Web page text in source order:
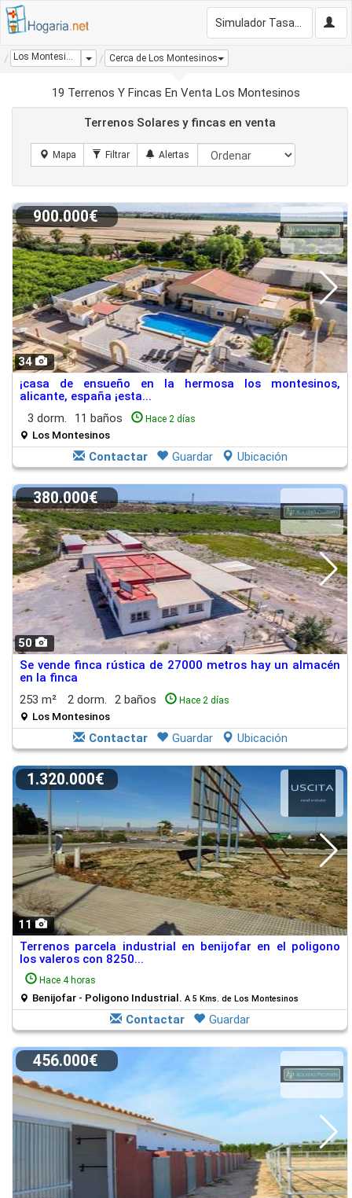
Los Montesinos Dropdown
Cerca de Los Montesinos
19 Terrenos Y Fincas En Venta Los Montesinos
Terrenos Solares y fincas en venta
34
900.000€
¡casa de ensueño en la hermosa los montesinos,
alicante, españa ¡esta...
3 dorm.
11 baños Hace 2 días
Los Montesinos
Contactar Guardar Ubicación
50
380.000€
Se vende finca rústica de 27000 metros hay un almacén
en la finca
253 m²
2 dorm. 2 baños Hace 2 días
Los Montesinos
Contactar Guardar Ubicación
11
1.320.000€
Terrenos parcela industrial en benijofar en el poligono
los valeros con 8250...
Hace 4 horas
Benijofar - Poligono Industrial. A 5 Kms. de Los Montesinos
Contactar Guardar
456.000€